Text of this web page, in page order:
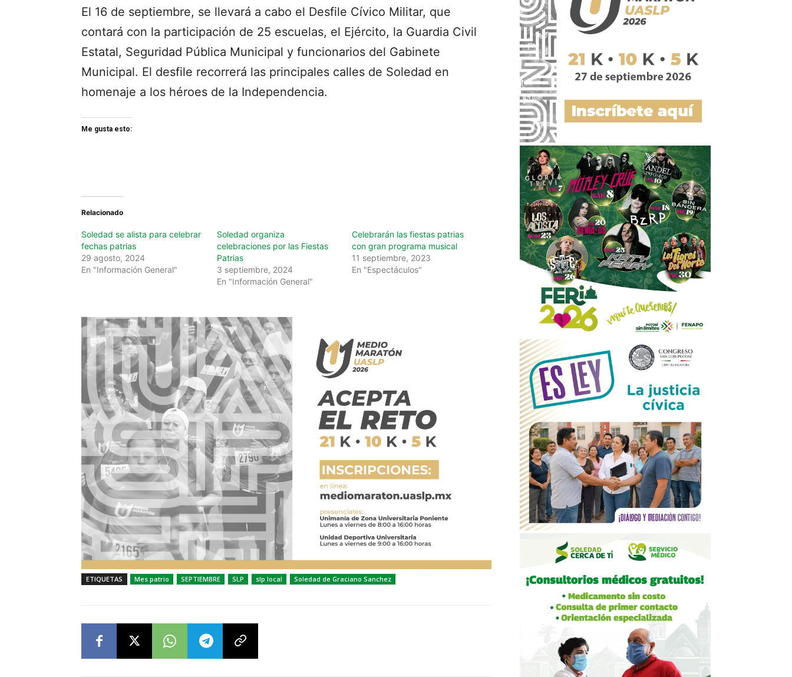
El 16 de septiembre, se llevará a cabo el Desfile Cívico Militar, que
contará con la participación de 25 escuelas, el Ejército, la Guardia Civil
Estatal, Seguridad Pública Municipal y funcionarios del Gabinete
Municipal. El desfile recorrerá las principales calles de Soledad en
homenaje a los héroes de la Independencia.
Me gusta esto:
Relacionado
Soledad se alista para celebrar
fechas patrias
29 agosto, 2024
En "Información General"
Soledad organiza
celebraciones por las Fiestas
Patrias
3 septiembre, 2024
En "Información General"
Celebrarán las fiestas patrias
con gran programa musical
11 septiembre, 2023
En "Espectáculos"
ETIQUETAS Mes patrio SEPTIEMBRE SLP slp local Soledad de Graciano Sanchez